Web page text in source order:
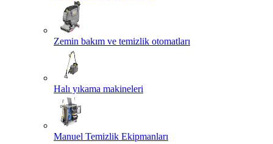
Zemin bakım ve temizlik otomatları
Halı yıkama makineleri
Manuel Temizlik Ekipmanları